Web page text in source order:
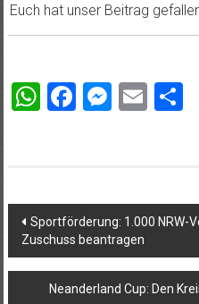
Euch hat unser Beitrag
WhatsApp
Facebook
Sportförderung: 1.000 NRW-
Zuschuss beantragen
Neanderland Cup: Den